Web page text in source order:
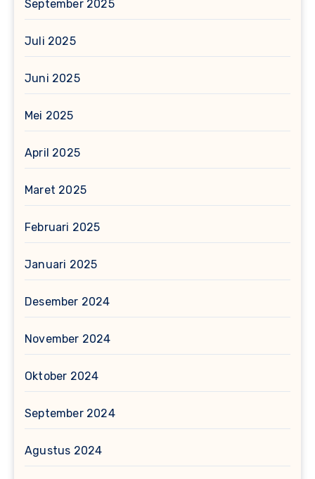
September 2025
Juli 2025
Juni 2025
Mei 2025
April 2025
Maret 2025
Februari 2025
Januari 2025
Desember 2024
November 2024
Oktober 2024
September 2024
Agustus 2024